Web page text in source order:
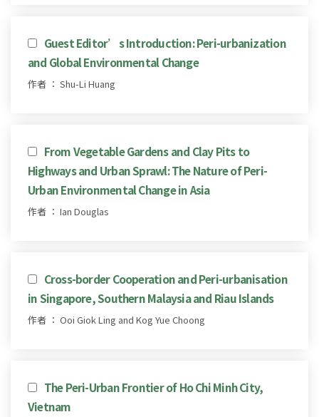
Guest Editor’s Introduction: Peri-urbanization
and Global Environmental Change
作者 ： Shu-Li Huang
From Vegetable Gardens and Clay Pits to
Highways and Urban Sprawl: The Nature of Peri-
Urban Environmental Change in Asia
作者 ： Ian Douglas
Cross-border Cooperation and Peri-urbanisation
in Singapore, Southern Malaysia and Riau Islands
作者 ： Ooi Giok Ling and Kog Yue Choong
The Peri-Urban Frontier of Ho Chi Minh City,
Vietnam